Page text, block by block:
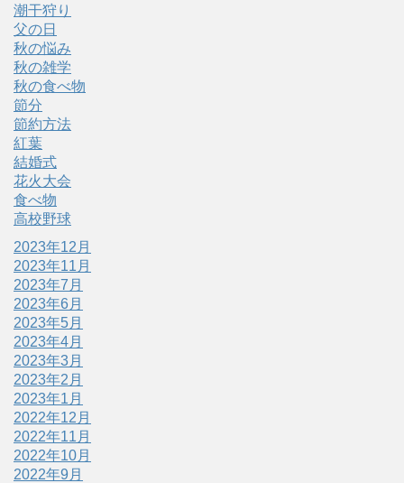
潮干狩り
父の日
秋の悩み
秋の雑学
秋の食べ物
節分
節約方法
紅葉
結婚式
花火大会
食べ物
高校野球
2023年12月
2023年11月
2023年7月
2023年6月
2023年5月
2023年4月
2023年3月
2023年2月
2023年1月
2022年12月
2022年11月
2022年10月
2022年9月